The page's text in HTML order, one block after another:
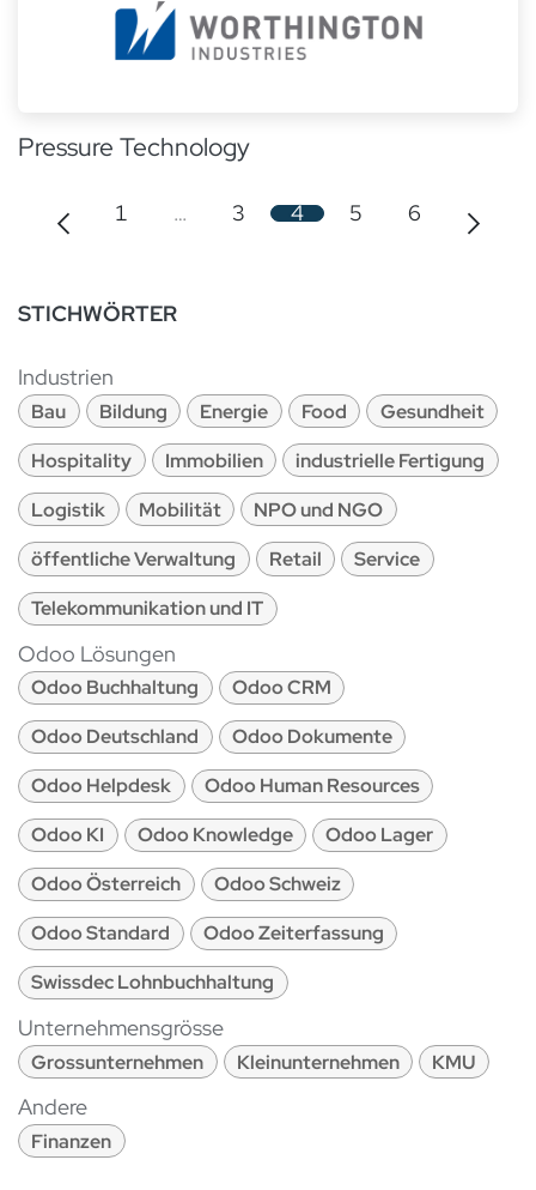
Pressure Technology
1 … 3 4 5 6
STICHWÖRTER
Industrien
Bau Bildung Energie Food
Gesundheit
Hospitality
Immobilien
industrielle Fertigung
Logistik
Mobilität
NPO und NGO
öffentliche Verwaltung
Retail
Service
Telekommunikation und IT
Odoo Lösungen
Odoo Buchhaltung
Odoo CRM
Odoo Deutschland
Odoo Dokumente
Odoo Helpdesk
Odoo Human Resources
Odoo KI
Odoo Knowledge
Odoo Lager
Odoo Österreich
Odoo Schweiz
Odoo Standard
Odoo Zeiterfassung
Swissdec Lohnbuchhaltung
Unternehmensgrösse
Grossunternehmen Kleinunternehmen KMU
Andere
Finanzen